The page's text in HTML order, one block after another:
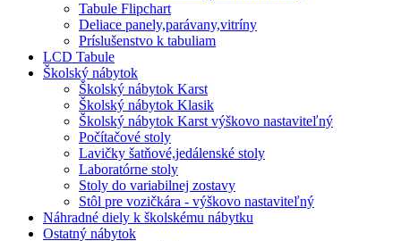
Tabule Flipchart
Deliace panely,parávany,vitríny
Príslušenstvo k tabuliam
LCD Tabule
Školský nábytok
Školský nábytok Karst
Školský nábytok Klasik
Školský nábytok Karst výškovo nastaviteľný
Počítačové stoly
Lavičky šatňové,jedálenské stoly
Laboratórne stoly
Stoly do variabilnej zostavy
Stôl pre vozičkára - výškovo nastaviteľný
Náhradné diely k školskému nábytku
Ostatný nábytok